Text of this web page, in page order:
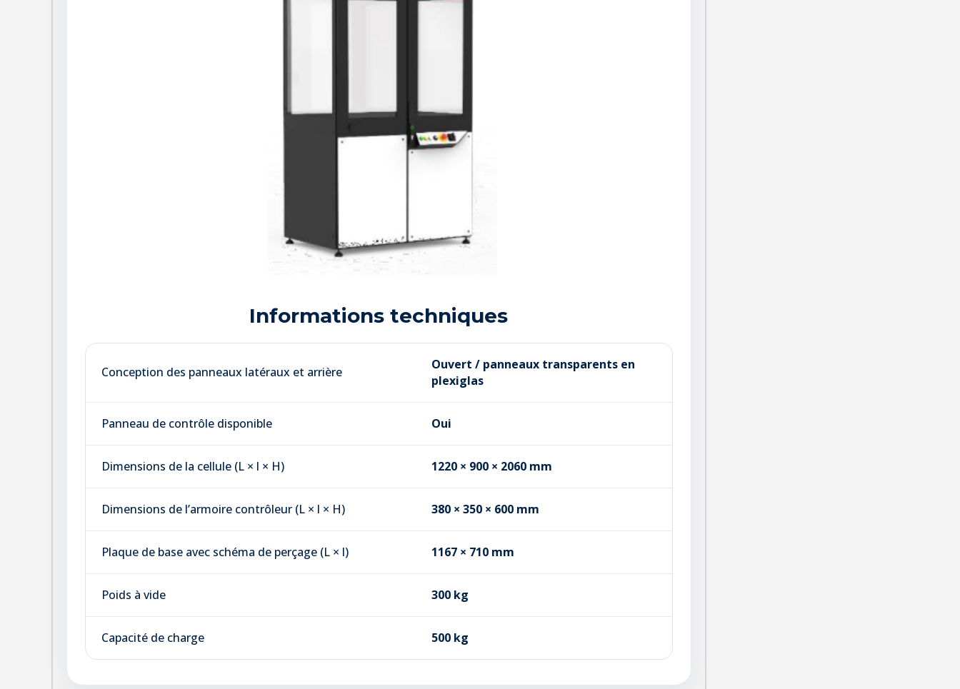
Informations techniques
Conception des panneaux latéraux et arrière
Ouvert / panneaux transparents en
plexiglas
Panneau de contrôle disponible Oui
Dimensions de la cellule (L × l × H) 1220 × 900 × 2060 mm
Dimensions de l’armoire contrôleur (L × l × H) 380 × 350 × 600 mm
Plaque de base avec schéma de perçage (L × l) 1167 × 710 mm
Poids à vide 300 kg
Capacité de charge 500 kg